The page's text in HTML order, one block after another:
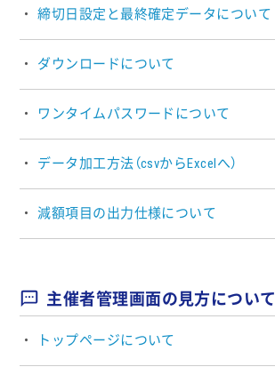
締切日設定と最終確定データについて
ダウンロードについて
ワンタイムパスワードについて
データ加工方法（csvからExcelへ）
減額項目の出力仕様について
主催者管理画面の見方について
トップページについて